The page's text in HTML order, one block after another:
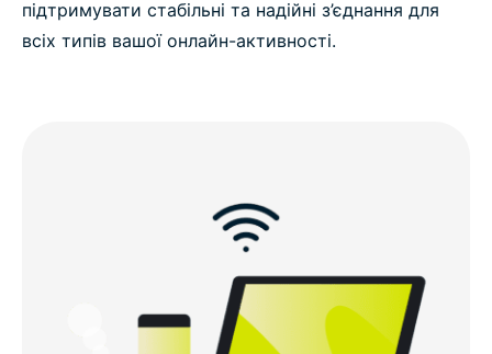
підтримувати стабільні та надійні з’єднання для
всіх типів вашої онлайн-активності.